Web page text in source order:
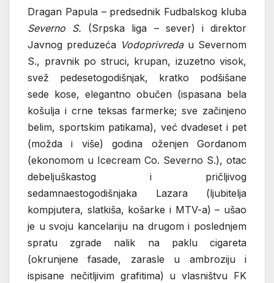
Dragan Papula – predsednik Fudbalskog kluba
Severno S. (Srpska liga – sever) i direktor
Javnog preduzeća Vodoprivreda u Severnom
S., pravnik po struci, krupan, izuzetno visok,
svež pedesetogodišnjak, kratko podšišane
sede kose, elegantno obučen (ispasana bela
košulja i crne teksas farmerke; sve začinjeno
belim, sportskim patikama), već dvadeset i pet
(možda i više) godina oženjen Gordanom
(ekonomom u Icecream Co. Severno S.), otac
debeljuškastog i pričljivog
sedamnaestogodišnjaka Lazara (ljubitelja
kompjutera, slatkiša, košarke i MTV-a) – ušao
je u svoju kancelariju na drugom i poslednjem
spratu zgrade nalik na paklu cigareta
(okrunjene fasade, zarasle u ambroziju i
ispisane nečitljivim grafitima) u vlasništvu FK